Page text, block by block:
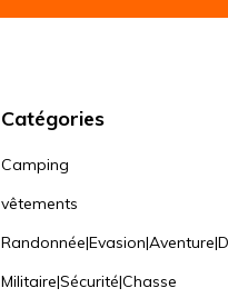
Catégories
Camping
vêtements
Militaire|Sécurité|Chasse